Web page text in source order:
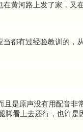
在黄河路上发了家，又
都有过经验教训的，
且是原声没有用配音非
脚看上去还行，也许